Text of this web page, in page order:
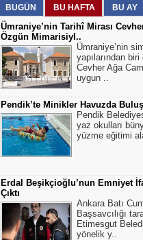
BUGÜN BU HAFTA BU AY
Ümraniye’nin Tarihî Mirası
Özgün Mimarisiyl..
Ümraniye’nin
yapılarından
Cevher Ağa
uygun ..
Pendik’te Minikler Havuzda
Pendik
yaz okulları
yüzme eğitimi
Erdal Beşikçioğlu’nun Emniyet
Çıktı
Ankara Batı
Başsavcılığı
Etimesgut
yönelik y..